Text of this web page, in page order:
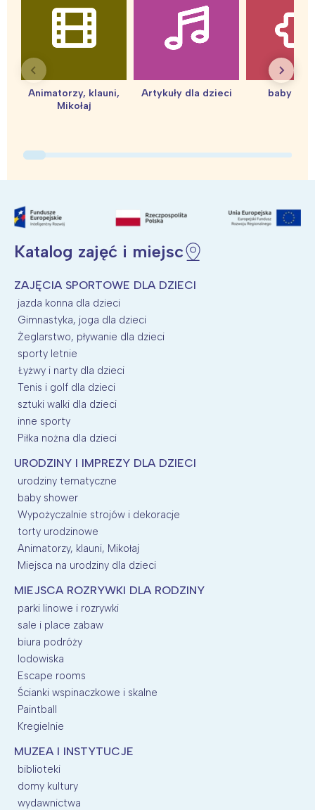
Animatorzy, klauni,
Mikołaj
Artykuły dla dzieci baby
Katalog zajęć i miejsc
ZAJĘCIA SPORTOWE DLA DZIECI
jazda konna dla dzieci
Gimnastyka, joga dla dzieci
Żeglarstwo, pływanie dla dzieci
sporty letnie
Łyżwy i narty dla dzieci
Tenis i golf dla dzieci
sztuki walki dla dzieci
inne sporty
Piłka nożna dla dzieci
URODZINY I IMPREZY DLA DZIECI
urodziny tematyczne
baby shower
Wypożyczalnie strojów i dekoracje
torty urodzinowe
Animatorzy, klauni, Mikołaj
Miejsca na urodziny dla dzieci
MIEJSCA ROZRYWKI DLA RODZINY
parki linowe i rozrywki
sale i place zabaw
biura podróży
lodowiska
Escape rooms
Ścianki wspinaczkowe i skalne
Paintball
Kregielnie
MUZEA I INSTYTUCJE
biblioteki
domy kultury
wydawnictwa
Warszawa
Łódź
Poznań
Wrocław
Śląsk
Kraków
Północ
Wszystkie